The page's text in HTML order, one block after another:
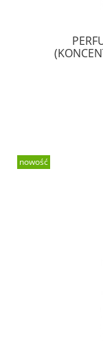
nowość